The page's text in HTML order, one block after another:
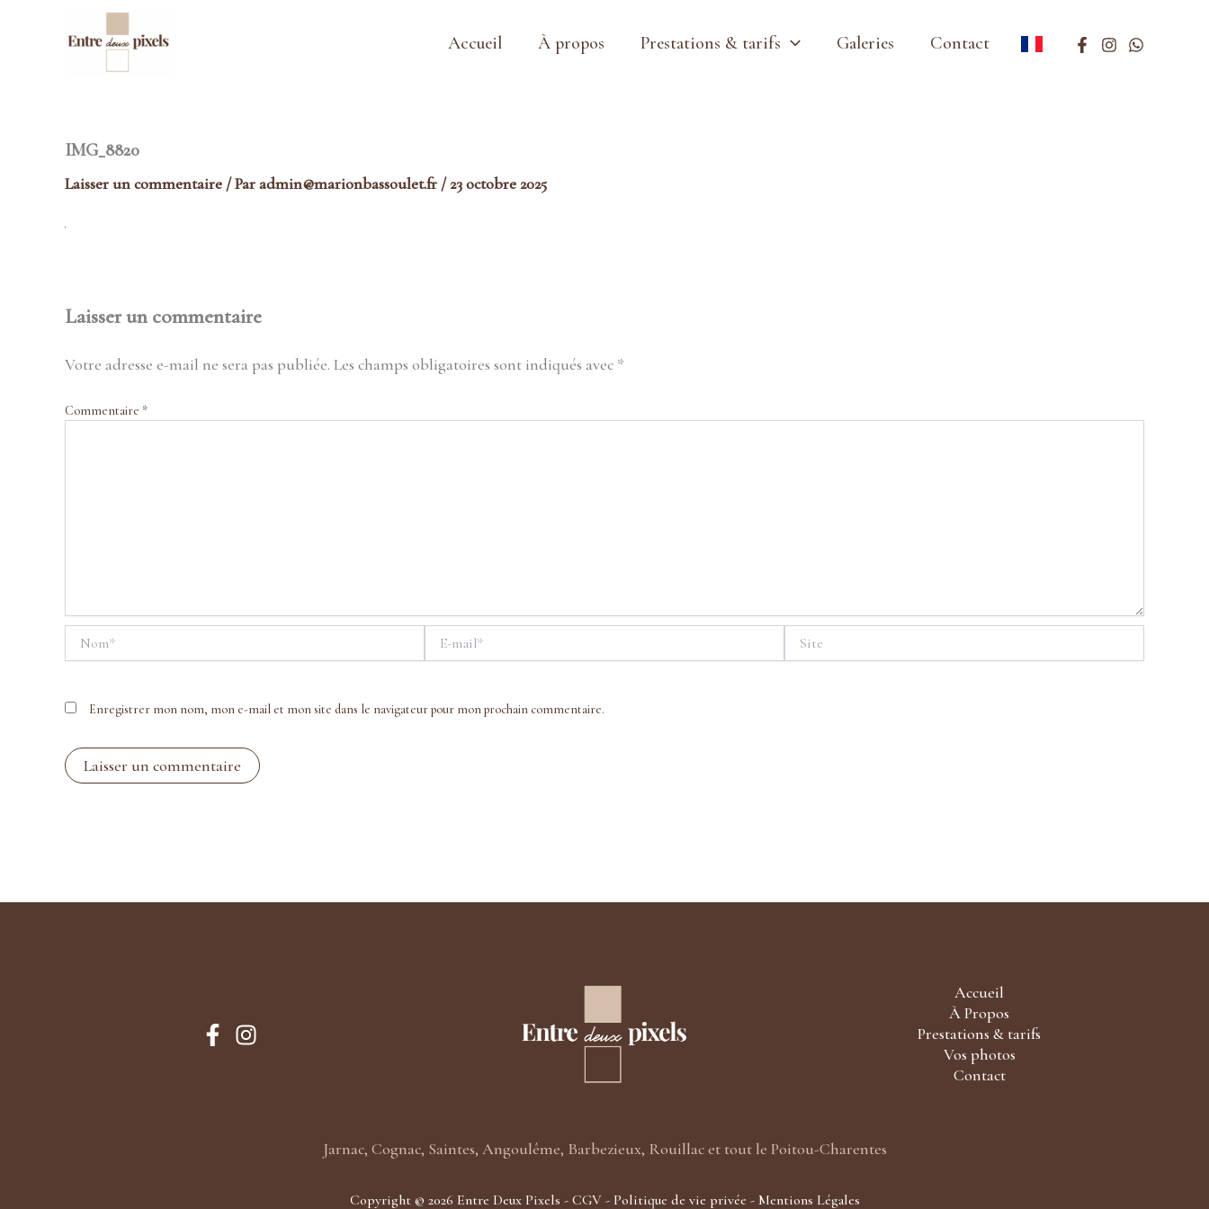
Accueil À propos Prestations & tarifs Galeries Contact
IMG_8820
Laisser un commentaire / Paradmin@marionbassoulet.fr /23 octobre 2025
Laisser un commentaire
Votre adresse e-mail ne sera pas publiée. Les champs obligatoires sont indiqués avec *
Commentaire *
mail*
Enregistrer mon nom, mon e-mail et mon site dans le navigateur pour mon prochain commentaire.
Accueil
À Propos
Prestations & tarifs
Vos photos
Contact
Jarnac, Cognac, Saintes, Angoulême, Barbezieux, Rouillac et tout le Poitou-Charentes
Copyright © 2026 Entre Deux Pixels - CGV- Politique de vie privée - Mentions Légales